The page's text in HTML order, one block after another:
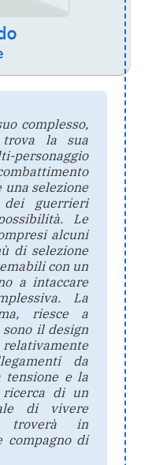
complesso,
trova la sua
personaggio
una selezione
dei guerrieri
Le
alcuni
di selezione
con un
a intaccare
La
riesce a
il design
relativamente
da
tensione e la
ricerca di un
di vivere
troverà in
compagno di